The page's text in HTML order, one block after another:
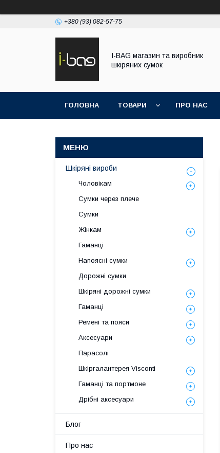
+380 (93) 082-57-75
I-BAG магазин та виробник
шкіряних сумок
ГОЛОВНА ТОВАРИ ПРО НАС
Шкіряні вироби
Чоловікам
Сумки через плече
Сумки
Жінкам
Гаманці
Напоясні сумки
Дорожні сумки
Шкіряні дорожні сумки
Гаманці
Ремені та пояси
Аксесуари
Парасолі
Шкіргалантерея Visconti
Гаманці та портмоне
Дрібні аксесуари
Блог
Про нас